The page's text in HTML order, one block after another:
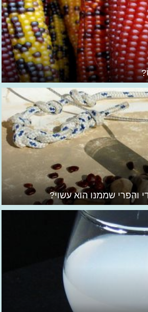
והפרי שממנו הוא עשוי?